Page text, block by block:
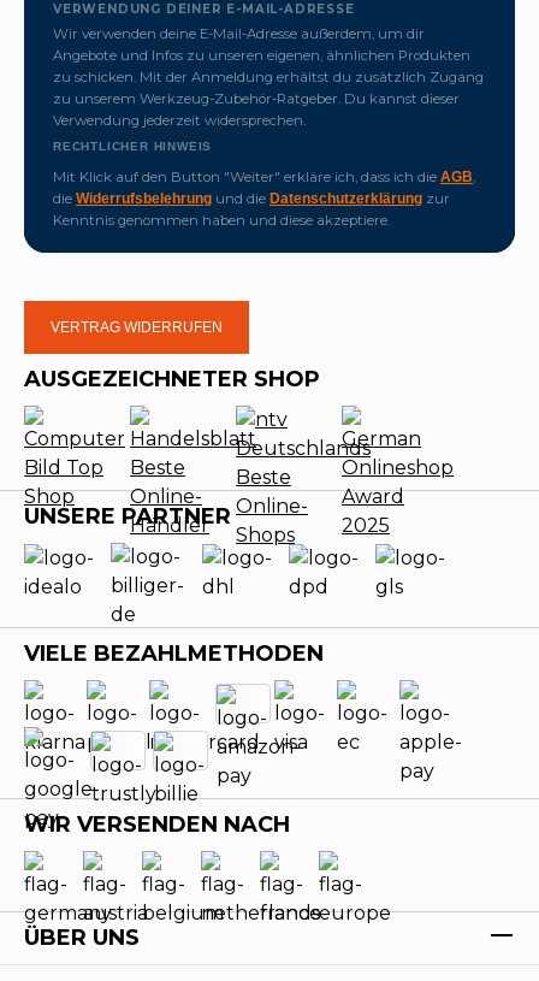
VERWENDUNG DEINER E-MAIL-ADRESSE
Wir verwenden deine E-Mail-Adresse außerdem, um dir
Angebote und Infos zu unseren eigenen, ähnlichen Produkten
zu schicken. Mit der Anmeldung erhältst du zusätzlich Zugang
zu unserem Werkzeug-Zubehör-Ratgeber. Du kannst dieser
Verwendung jederzeit widersprechen.
RECHTLICHER HINWEIS
Mit Klick auf den Button "Weiter" erkläre ich, dass ich die AGB,
die Widerrufsbelehrung und die Datenschutzerklärung zur
Kenntnis genommen haben und diese akzeptiere.
VERTRAG WIDERRUFEN
AUSGEZEICHNETER SHOP
UNSERE PARTNER
VIELE BEZAHLMETHODEN
WIR VERSENDEN NACH
ÜBER UNS